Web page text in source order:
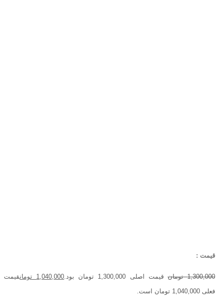
قیمت :
1,300,000 تومان قیمت اصلی 1,300,000 تومان بود. 1,040,000 تومانقیمت
فعلی 1,040,000 تومان است.